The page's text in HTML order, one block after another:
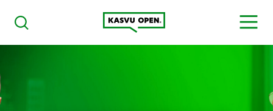
Haku
Kasvu Open
MENU